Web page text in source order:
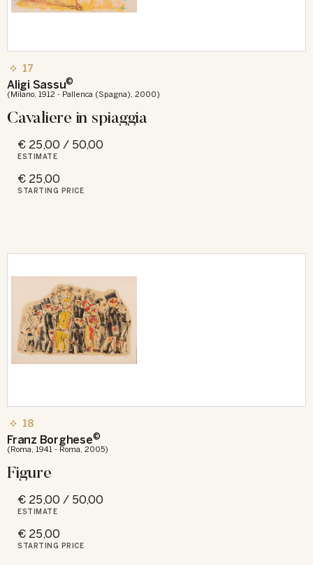
17
Aligi Sassu©
(Milano, 1912 - Pallenca (Spagna), 2000)
Cavaliere in spiaggia
€ 25,00 / 50,00
ESTIMATE
€ 25,00
STARTING PRICE
18
Franz Borghese©
(Roma, 1941 - Roma, 2005)
Figure
€ 25,00 / 50,00
ESTIMATE
€ 25,00
STARTING PRICE